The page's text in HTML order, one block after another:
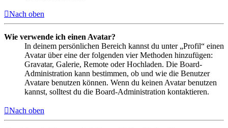
Nach oben
Wie verwende ich einen Avatar?
In deinem persönlichen Bereich kannst du unter „Profil“ einen
Avatar über eine der folgenden vier Methoden hinzufügen:
Gravatar, Galerie, Remote oder Hochladen. Die Board-
Administration kann bestimmen, ob und wie die Benutzer
Avatare benutzen können. Wenn du keinen Avatar benutzen
kannst, solltest du die Board-Administration kontaktieren.
Nach oben